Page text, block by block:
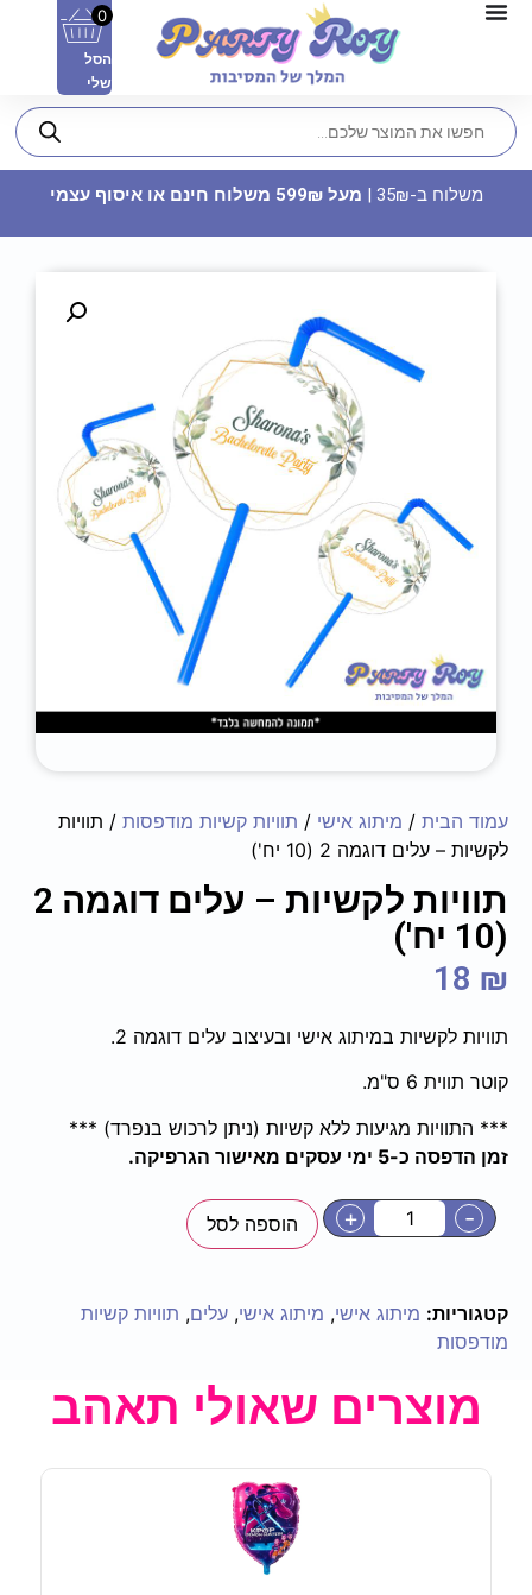
קופת חיסכון מתכת - מכבי חיפה
14.90 ₪
+
ADD
0
הסל
שלי
משלוח ב-35₪ | מעל 599₪ משלוח חינם או איסוף עצמי
עמוד הבית / מיתוג אישי / תוויות קשיות מודפסות / תוויות
לקשיות – עלים דוגמה 2 (10 יח')
תוויות לקשיות – עלים דוגמה 2
(10 יח')
18 ₪
תוויות לקשיות במיתוג אישי ובעיצוב עלים דוגמה 2.
קוטר תווית 6 ס"מ.
*** התוויות מגיעות ללא קשיות (ניתן לרכוש בנפרד) ***
זמן הדפסה כ-5 ימי עסקים מאישור הגרפיקה.
-
+ הוספה לסל
קטגוריות: מיתוג אישי, מיתוג אישי, עלים, תוויות קשיות
מודפסות
מוצרים שאולי תאהב